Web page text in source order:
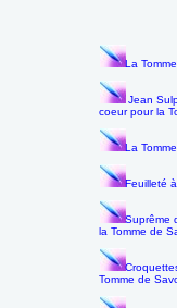
La
Jean
coeur pour la
La
Feuilleté
Suprême
la Tomme de
Tomme de